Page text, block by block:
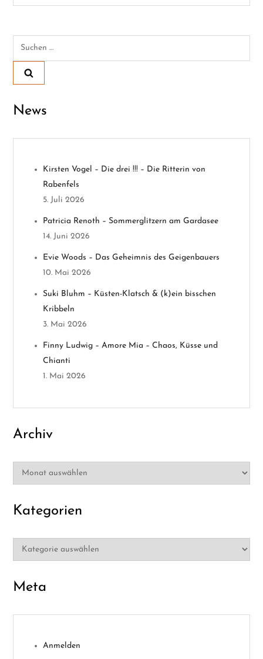
t
r
g
s
n
v
a
n
Suchen
News
Kirsten Vogel – Die drei !!! – Die Ritterin von
Rabenfels
5. Juli 2026
Patricia Renoth – Sommerglitzern am Gardasee
14. Juni 2026
Evie Woods – Das Geheimnis des Geigenbauers
10. Mai 2026
Suki Bluhm – Küsten-Klatsch & (k)ein bisschen
Kribbeln
3. Mai 2026
Finny Ludwig – Amore Mia – Chaos, Küsse und
Chianti
1. Mai 2026
Archiv
Archiv
Kategorien
Kategorien
Meta
Anmelden